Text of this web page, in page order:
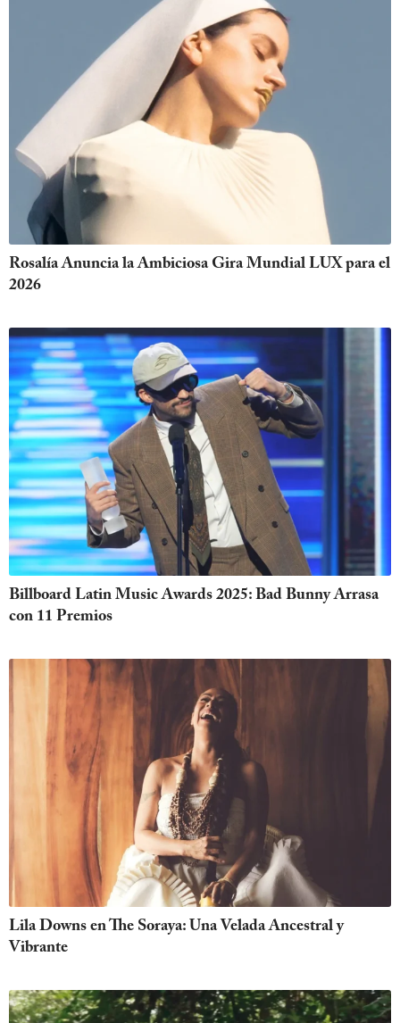
Rosalía Anuncia la Ambiciosa Gira Mundial LUX para el
2026
Billboard Latin Music Awards 2025: Bad Bunny Arrasa
con 11 Premios
Lila Downs en The Soraya: Una Velada Ancestral y
Vibrante